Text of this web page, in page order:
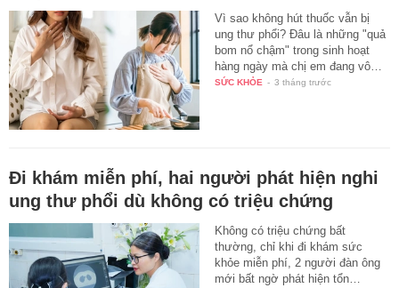
Vì sao không hút thuốc vẫn bị
ung thư phổi? Đâu là những "quả
bom nổ chậm" trong sinh hoạt
hàng ngày mà chị em đang vô…
SỨC KHỎE - 3 tháng trước
Đi khám miễn phí, hai người phát hiện nghi
ung thư phổi dù không có triệu chứng
Không có triệu chứng bất
thường, chỉ khi đi khám sức
khỏe miễn phí, 2 người đàn ông
mới bất ngờ phát hiện tổn…